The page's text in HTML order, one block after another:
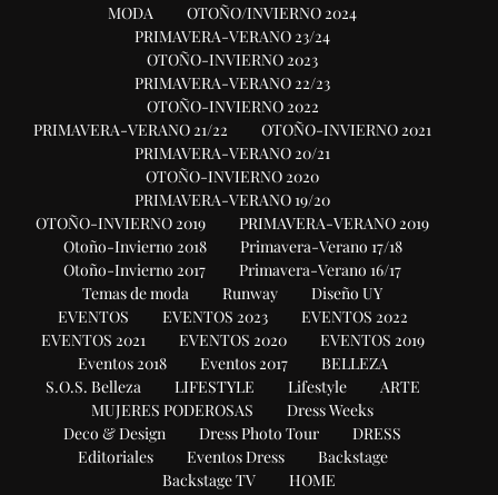
MODA
OTOÑO/INVIERNO 2024
PRIMAVERA-VERANO 23/24
OTOÑO-INVIERNO 2023
PRIMAVERA-VERANO 22/23
OTOÑO-INVIERNO 2022
PRIMAVERA-VERANO 21/22
OTOÑO-INVIERNO 2021
PRIMAVERA-VERANO 20/21
OTOÑO-INVIERNO 2020
PRIMAVERA-VERANO 19/20
OTOÑO-INVIERNO 2019
PRIMAVERA-VERANO 2019
Otoño-Invierno 2018
Primavera-Verano 17/18
Otoño-Invierno 2017
Primavera-Verano 16/17
Temas de moda
Runway
Diseño UY
EVENTOS
EVENTOS 2023
EVENTOS 2022
EVENTOS 2021
EVENTOS 2020
EVENTOS 2019
Eventos 2018
Eventos 2017
BELLEZA
S.O.S. Belleza
LIFESTYLE Lifestyle
ARTE
MUJERES PODEROSAS
Dress Weeks
Deco & Design
Dress Photo Tour
DRESS
Editoriales
Eventos Dress
Backstage
Backstage TV
HOME